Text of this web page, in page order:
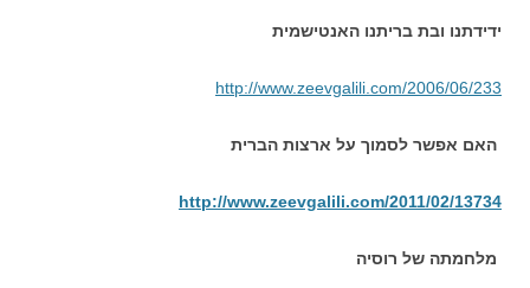
ידידתנו ובת בריתנו האנטישמית
http://www.zeevgalili.com/2006/06/233
האם אפשר לסמוך על ארצות הברית
http://www.zeevgalili.com/2011/02/13734
מלחמתה של רוסיה